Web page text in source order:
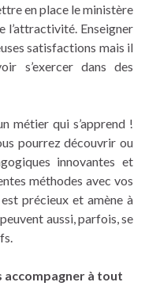
en place le ministère
l’attractivité. Enseigner
satisfactions mais il
s’exercer dans des
métier qui s’apprend !
pourrez découvrir ou
innovantes et
méthodes avec vos
précieux et amène à
aussi, parfois, se
accompagner à tout